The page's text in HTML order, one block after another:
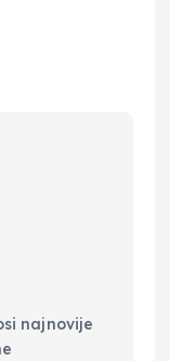
najnovije